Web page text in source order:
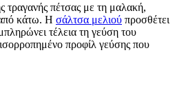
τραγανής πέτσας με τη μαλακή,
κάτω. Η σάλτσα μελιού προσθέτει
τέλεια τη γεύση του
προφίλ γεύσης που